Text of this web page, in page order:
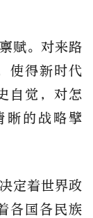
赋。对来路
使得新时代
自觉，对怎
晰的战略擘
定着世界政
各国各民族